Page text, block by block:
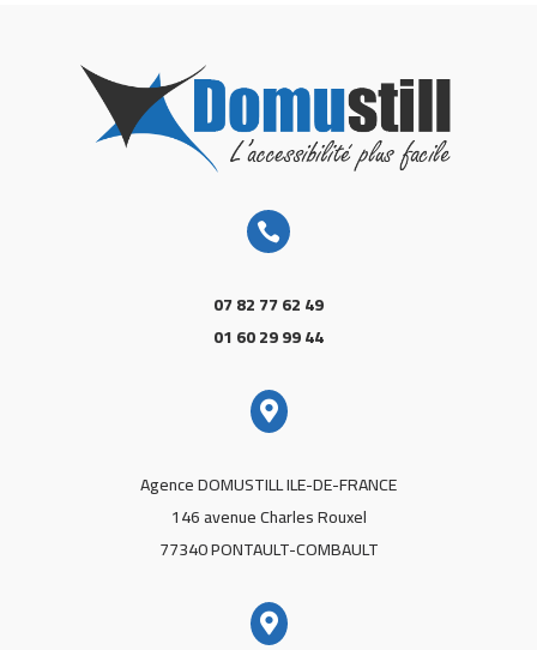

07 82 77 62 49
01 60 29 99 44

Agence DOMUSTILL ILE-DE-FRANCE
146 avenue Charles Rouxel
77340 PONTAULT-COMBAULT
